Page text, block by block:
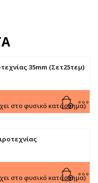
35mm (Σετ25τεμ)
στο φυσικό κατάστημα)
στο φυσικό κατάστημα)